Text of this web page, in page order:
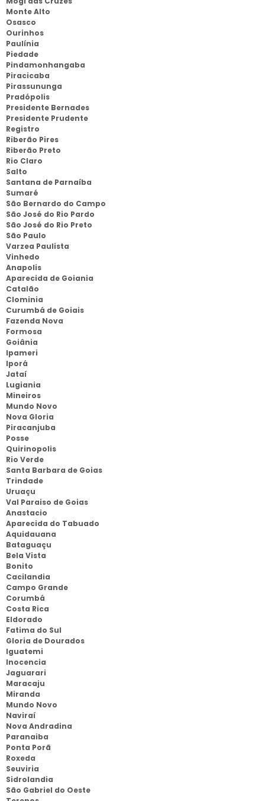
Monte Alto
Osasco
Ourinhos
Paulínia
Piedade
Pindamonhangaba
Piracicaba
Pirassununga
Pradópolis
Presidente Bernades
Presidente Prudente
Registro
Riberão Pires
Riberão Preto
Rio Claro
Salto
Santana de Parnaíba
Sumaré
São Bernardo do Campo
São José do Rio Pardo
São José do Rio Preto
São Paulo
Varzea Paulista
Vinhedo
Anapolis
Aparecida de Goiania
Catalão
Clominia
Curumbá de Goiais
Fazenda Nova
Formosa
Goiânia
Ipameri
Iporá
Jataí
Lugiania
Mineiros
Mundo Novo
Nova Gloria
Piracanjuba
Posse
Quirinopolis
Rio Verde
Santa Barbara de Goias
Trindade
Uruaçu
Val Paraiso de Goias
Anastacio
Aparecida do Tabuado
Aquidauana
Bataguaçu
Bela Vista
Bonito
Cacilandia
Campo Grande
Corumbá
Costa Rica
Eldorado
Fatima do Sul
Gloria de Dourados
Iguatemi
Inocencia
Jaguarari
Maracaju
Miranda
Mundo Novo
Naviraí
Nova Andradina
Paranaiba
Ponta Porã
Roxeda
Seuviria
Sidrolandia
São Gabriel do Oeste